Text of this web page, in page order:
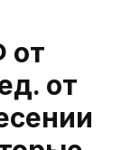
от
от